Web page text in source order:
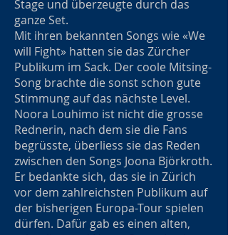
Stage und überzeugte durch das
ganze Set.
Mit ihren bekannten Songs wie «We
will Fight» hatten sie das Zürcher
Publikum im Sack. Der coole Mitsing-
Song brachte die sonst schon gute
Stimmung auf das nächste Level.
Noora Louhimo ist nicht die grosse
Rednerin, nach dem sie die Fans
begrüsste, überliess sie das Reden
zwischen den Songs Joona Björkroth.
Er bedankte sich, das sie in Zürich
vor dem zahlreichsten Publikum auf
der bisherigen Europa-Tour spielen
dürfen. Dafür gab es einen alten,